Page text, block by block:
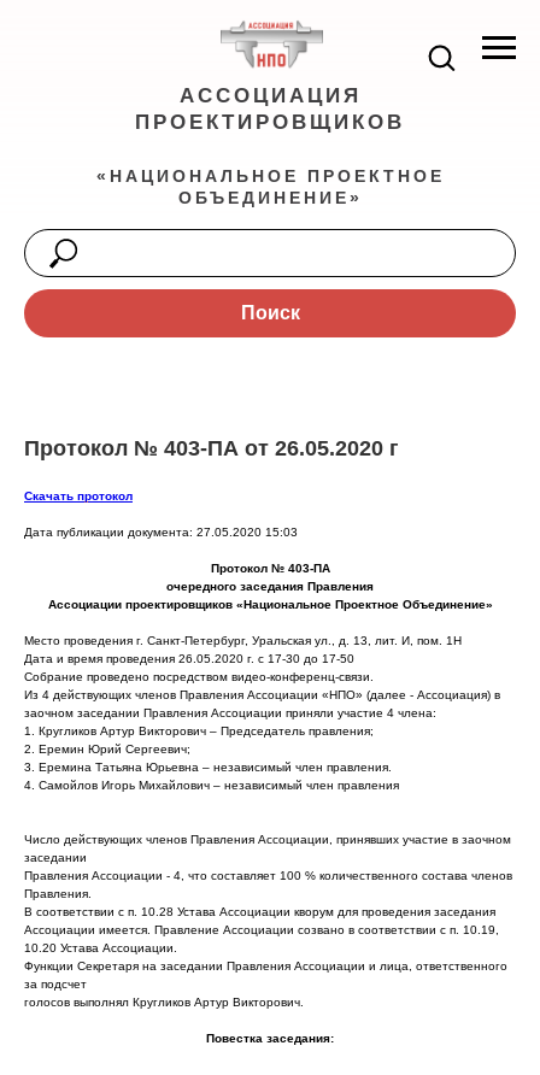
АССОЦИАЦИЯ
ПРОЕКТИРОВЩИКОВ
«НАЦИОНАЛЬНОЕ ПРОЕКТНОЕ
ОБЪЕДИНЕНИЕ»
Поиск
Протокол № 403-ПА от 26.05.2020 г
Скачать протокол
Дата публикации документа: 27.05.2020 15:03
Протокол № 403-ПА
очередного заседания Правления
Ассоциации проектировщиков «Национальное Проектное Объединение»
Место проведения г. Санкт-Петербург, Уральская ул., д. 13, лит. И, пом. 1Н
Дата и время проведения 26.05.2020 г. с 17-30 до 17-50
Собрание проведено посредством видео-конференц-связи.
Из 4 действующих членов Правления Ассоциации «НПО» (далее - Ассоциация) в
заочном заседании Правления Ассоциации приняли участие 4 члена:
1. Кругликов Артур Викторович – Председатель правления;
2. Еремин Юрий Сергеевич;
3. Еремина Татьяна Юрьевна – независимый член правления.
4. Самойлов Игорь Михайлович – независимый член правления
Число действующих членов Правления Ассоциации, принявших участие в заочном
заседании
Правления Ассоциации - 4, что составляет 100 % количественного состава членов
Правления.
В соответствии с п. 10.28 Устава Ассоциации кворум для проведения заседания
Ассоциации имеется. Правление Ассоциации созвано в соответствии с п. 10.19,
10.20 Устава Ассоциации.
Функции Секретаря на заседании Правления Ассоциации и лица, ответственного
за подсчет
голосов выполнял Кругликов Артур Викторович.
Повестка заседания: